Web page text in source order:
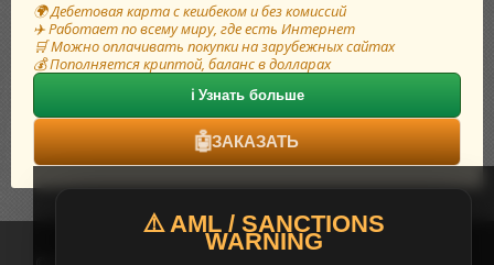
🌍 Дебетовая карта с кешбеком и без комиссий
✈️ Работает по всему миру, где есть Интернет
🛒 Можно оплачивать покупки на зарубежных сайтах
💰 Пополняется криптой, баланс в долларах
ℹ️ Узнать больше
🤖ЗАКАЗАТЬ
⚠️ AML / SANCTIONS
WARNING